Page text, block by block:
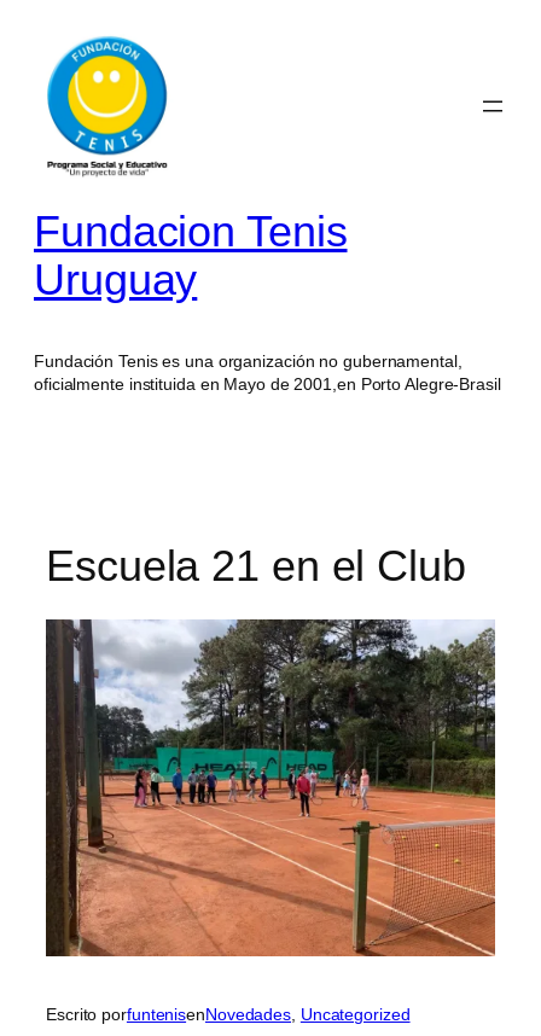
contenido
Fundacion Tenis
Uruguay
Fundación Tenis es una organización no gubernamental,
oficialmente instituida en Mayo de 2001,en Porto Alegre-Brasil
Escuela 21 en el Club
Escrito porfuntenisenNovedades Uncategorized